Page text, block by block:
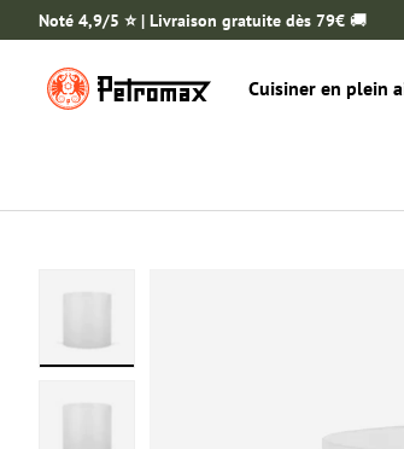
ALLER AU CONTENU
Noté 4,9/5 ⭐️ | Livraison gratuite dès 79€ 🚚
Cuisiner en plein